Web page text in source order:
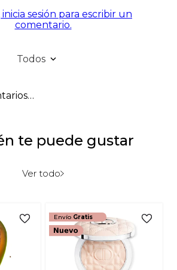
sesión para escribir un
comentario.
Todos
te puede gustar
Ver todo
Envío Gratis